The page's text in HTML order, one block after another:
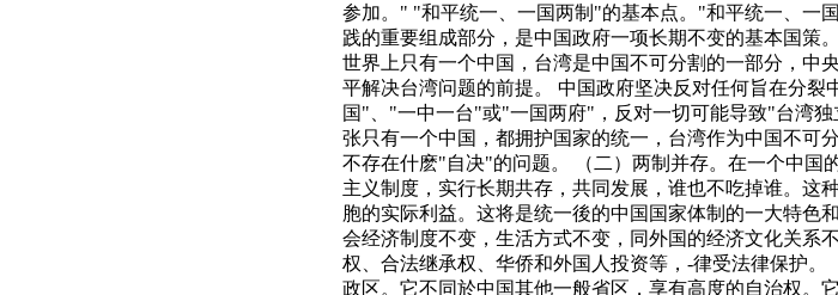
参加。" "和平统一、一国两制"的基本点。"和平统一、一
践的重要组成部分，是中国政府一项长期不变的基本国策
世界上只有一个中国，台湾是中国不可分割的一部分，中
平解决台湾问题的前提。 中国政府坚决反对任何旨在分裂
国"、"一中一台"或"一国两府"，反对一切可能导致"台湾
张只有一个中国，都拥护国家的统一，台湾作为中国不可
不存在什麽"自决"的问题。 （二）两制并存。在一个中国
主义制度，实行长期共存，共同发展，谁也不吃掉谁。这
胞的实际利益。这将是统一後的中国国家体制的一大特色
会经济制度不变，生活方式不变，同外国的经济文化关系
权、合法继承权、华侨和外国人投资等，-律受法律保护
政区。它不同於中国其他一般省区，享有高度的自治权。